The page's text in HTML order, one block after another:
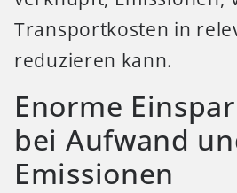
Transportkosten in
reduzieren kann.
Enorme
bei Aufwand
Emissionen